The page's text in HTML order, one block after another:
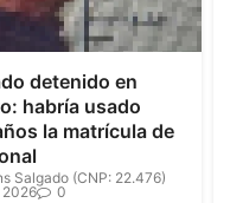
detenido en
habría usado
la matrícula de
Salgado (CNP: 22.476)
2026
0